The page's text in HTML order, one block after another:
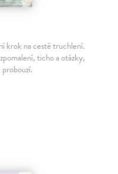
krok na cestě truchlení.
ticho a otázky,